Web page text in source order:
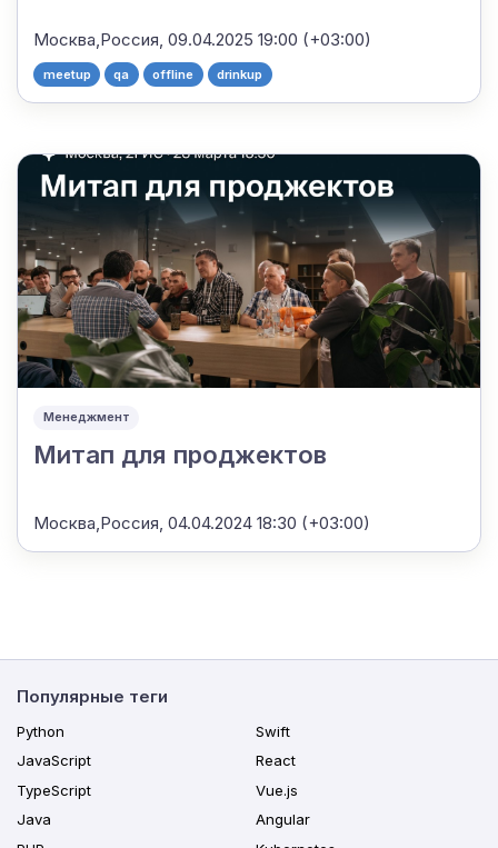
Москва,Россия,09.04.2025 19:00 (+03:00)
meetup qa offline drinkup
Менеджмент
Митап для проджектов
Москва,Россия,04.04.2024 18:30 (+03:00)
Популярные теги
Python
JavaScript
TypeScript
Java
Swift
React
Vue.js
Angular